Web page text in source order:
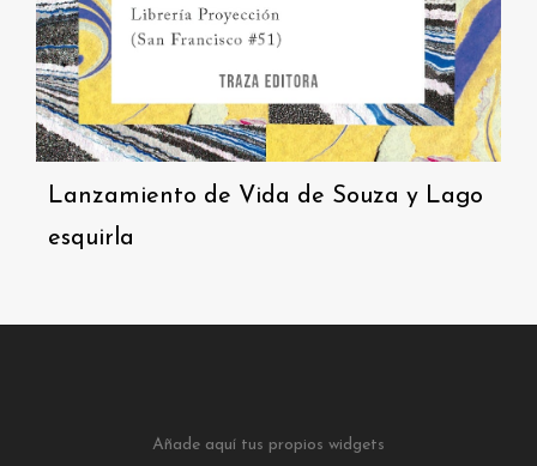
Lanzamiento de Vida de Souza y Lago
esquirla
Añade aquí tus propios widgets